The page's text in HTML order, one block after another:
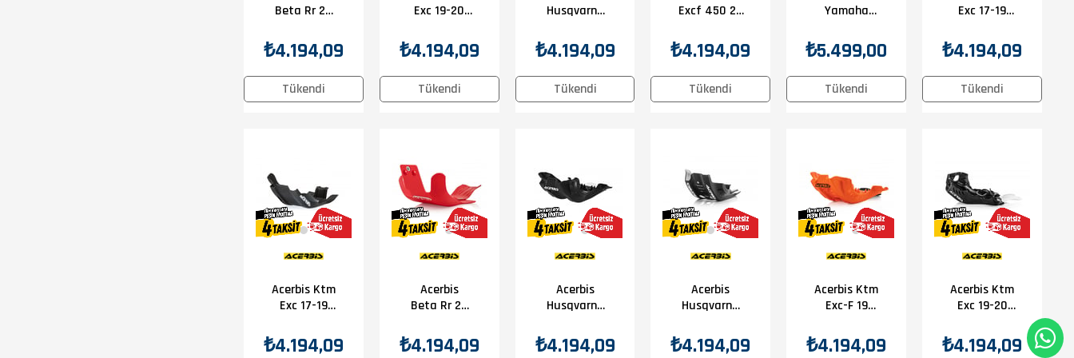
Tükendi
Beta Rr 2T
Koruma
Kırmızı
₺4.194,09
Tükendi
Exc 19-20
Koruma
Siyah
₺4.194,09
Tükendi
Husqvarna
20 Karter
Koruma
Beyaz
₺4.194,09
Tükendi
Excf 450 20
Koruma
Turuncu
₺4.194,09
Tükendi
Yamaha
25 Karter
Koruma
Mavi
₺5.499,00
Tükendi
Exc 17-19
Koruma
Turuncu
₺4.194,09
Acerbis Ktm
Exc 17-19
Koruma
Siyah
₺4.194,09
Acerbis
Beta Rr 2T
Koruma
Kırmızı
₺4.194,09
Acerbis
Husqvarna
19-21 Karter
Koruma
₺4.194,09
Acerbis
Husqvarna
22 Karter
Koruma
₺4.194,09
Acerbis Ktm
Exc-F 19
Koruma
Turuncu
₺4.194,09
Acerbis Ktm
Exc 19-20
Koruma
Siyah
₺4.194,09